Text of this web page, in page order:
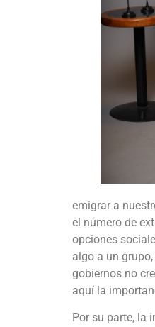
emigrar a
el número de
opciones
algo a un
gobiernos no
aquí la
Por su parte, la